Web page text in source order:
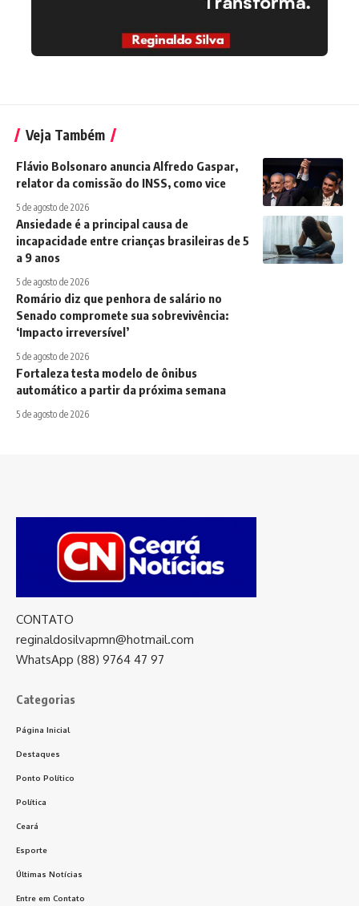
Veja Também
Flávio Bolsonaro anuncia Alfredo Gaspar,
relator da comissão do INSS, como vice
5 de agosto de 2026
Ansiedade é a principal causa de
incapacidade entre crianças brasileiras de 5
a 9 anos
5 de agosto de 2026
Romário diz que penhora de salário no
Senado compromete sua sobrevivência:
‘Impacto irreversível’
5 de agosto de 2026
Fortaleza testa modelo de ônibus
automático a partir da próxima semana
5 de agosto de 2026
CONTATO
reginaldosilvapmn@hotmail.com
WhatsApp (88) 9764 47 97
Categorias
Página Inicial
Destaques
Ponto Político
Política
Ceará
Esporte
Últimas Notícias
Entre em Contato